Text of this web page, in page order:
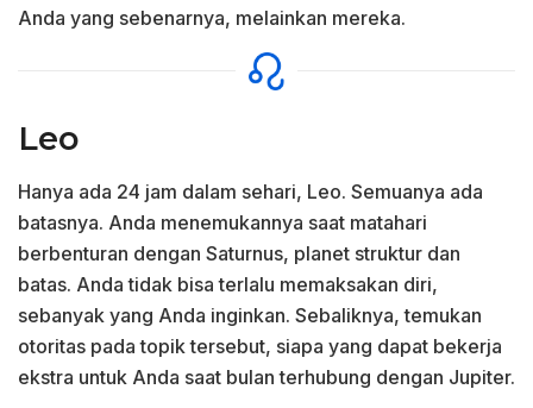
Anda yang sebenarnya, melainkan mereka.
Leo
Hanya ada 24 jam dalam sehari, Leo. Semuanya ada
batasnya. Anda menemukannya saat matahari
berbenturan dengan Saturnus, planet struktur dan
batas. Anda tidak bisa terlalu memaksakan diri,
sebanyak yang Anda inginkan. Sebaliknya, temukan
otoritas pada topik tersebut, siapa yang dapat bekerja
ekstra untuk Anda saat bulan terhubung dengan Jupiter.